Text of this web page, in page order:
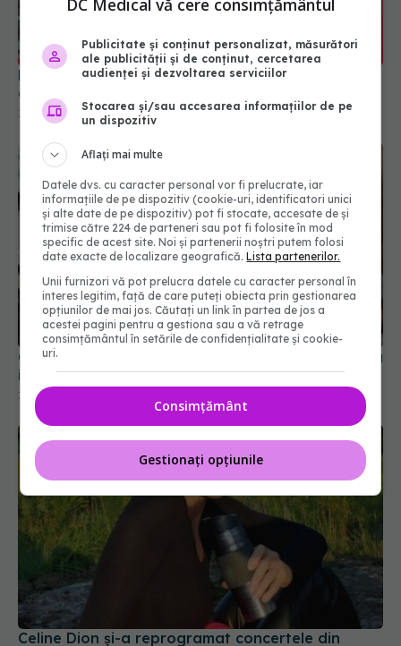
afecta sănătatea musculară! STUDIU
19 aug 2021, 10:48
Copiii care au probleme cu somnul ajung adulți cu
insomnii. CIFRE îngrijorătoare
18 feb 2022, 09:56
Celine Dion și-a reprogramat concertele din
primăvară: speram că voi fi bine până acum
17 ian 2022, 14:17
Publicitate și conținut personalizat, măsurători
ale publicității și de conținut, cercetarea
audienței și dezvoltarea serviciilor
Stocarea și/sau accesarea informațiilor de pe
un dispozitiv
Aflați mai multe
Datele dvs. cu caracter personal vor fi prelucrate, iar
informațiile de pe dispozitiv (cookie-uri, identificatori unici
și alte date de pe dispozitiv) pot fi stocate, accesate de și
trimise către 224 de parteneri sau pot fi folosite în mod
specific de acest site. Noi și partenerii noștri putem folosi
date exacte de localizare geografică.Lista partenerilor.
Unii furnizori vă pot prelucra datele cu caracter personal în
interes legitim, față de care puteți obiecta prin gestionarea
opțiunilor de mai jos. Căutați un link în partea de jos a
acestei pagini pentru a gestiona sau a vă retrage
consimțământul în setările de confidențialitate și cookie-
uri.
Consimțământ
Gestionați opțiunile